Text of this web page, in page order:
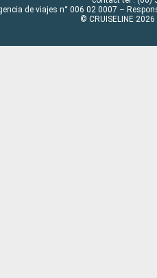
de viajes n° 006 02 0007 –
© CRUISELINE